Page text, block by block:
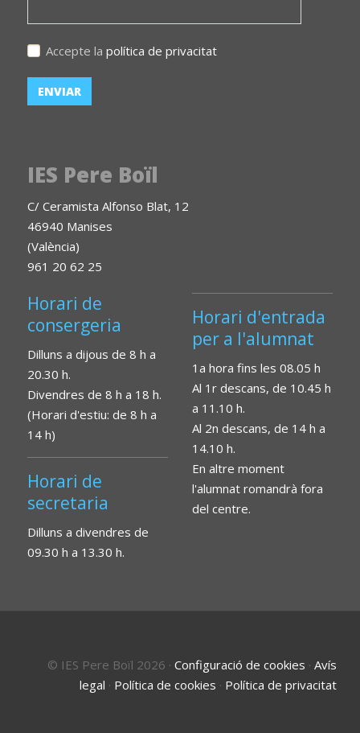
Accepte la política de privacitat
IES Pere Boïl
C/ Ceramista Alfonso Blat, 12
46940 Manises
(València)
961 20 62 25
Horari de
consergeria
Dilluns a dijous de 8 h a
20.30 h.
Divendres de 8 h a 18 h.
(Horari d'estiu: de 8 h a
14 h)
Horari de
secretaria
Dilluns a divendres de
09.30 h a 13.30 h.
Horari d'entrada
per a l'alumnat
1a hora fins les 08.05 h
Al 1r descans, de 10.45 h
a 11.10 h.
Al 2n descans, de 14 h a
14.10 h.
En altre moment
l'alumnat romandrà fora
del centre.
© IES Pere Boïl 2026 · Configuració de cookies · Avís
legal · Política de cookies · Política de privacitat